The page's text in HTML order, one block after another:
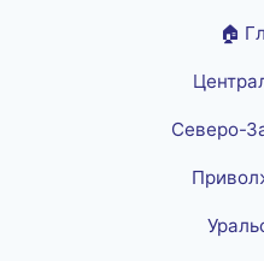
🏠
Северо-